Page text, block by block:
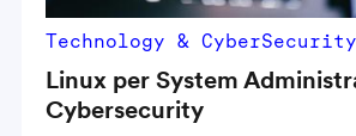
Technology & CyberSecurity
Linux per System
Cybersecurity